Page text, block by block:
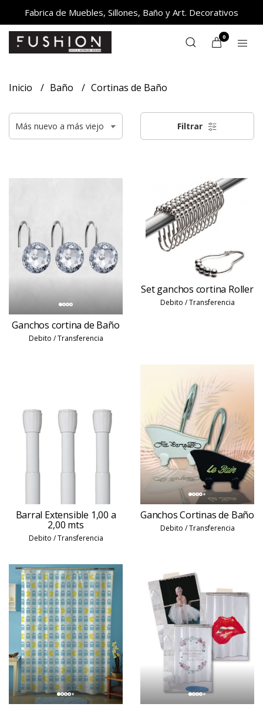
Fabrica de Muebles, Sillones, Baño y Art. Decorativos
0
Inicio Baño Cortinas de Baño
Filtrar
Ganchos cortina de Baño
Debito / Transferencia
Set ganchos cortina Roller
Debito / Transferencia
Barral Extensible 1,00 a
2,00 mts
Debito / Transferencia
Ganchos Cortinas de Baño
Debito / Transferencia